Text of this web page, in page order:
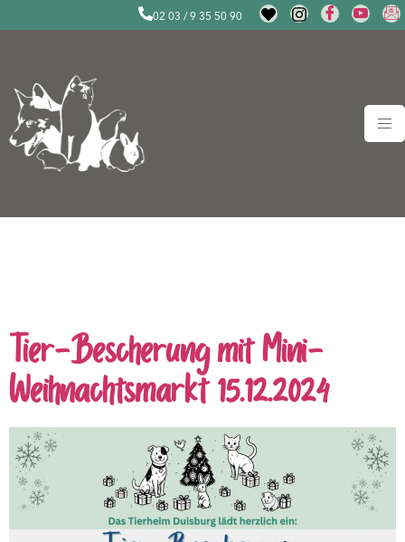
02 03 / 9 35 50 90
Tier-Bescherung mit Mini-
Weihnachtsmarkt 15.12.2024